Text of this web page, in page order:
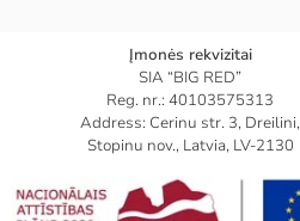
Įmonės rekvizitai
SIA “BIG RED”
Reg. nr.: 40103575313
Address: Cerinu str. 3, Dreilini,
Stopinu nov., Latvia, LV-2130